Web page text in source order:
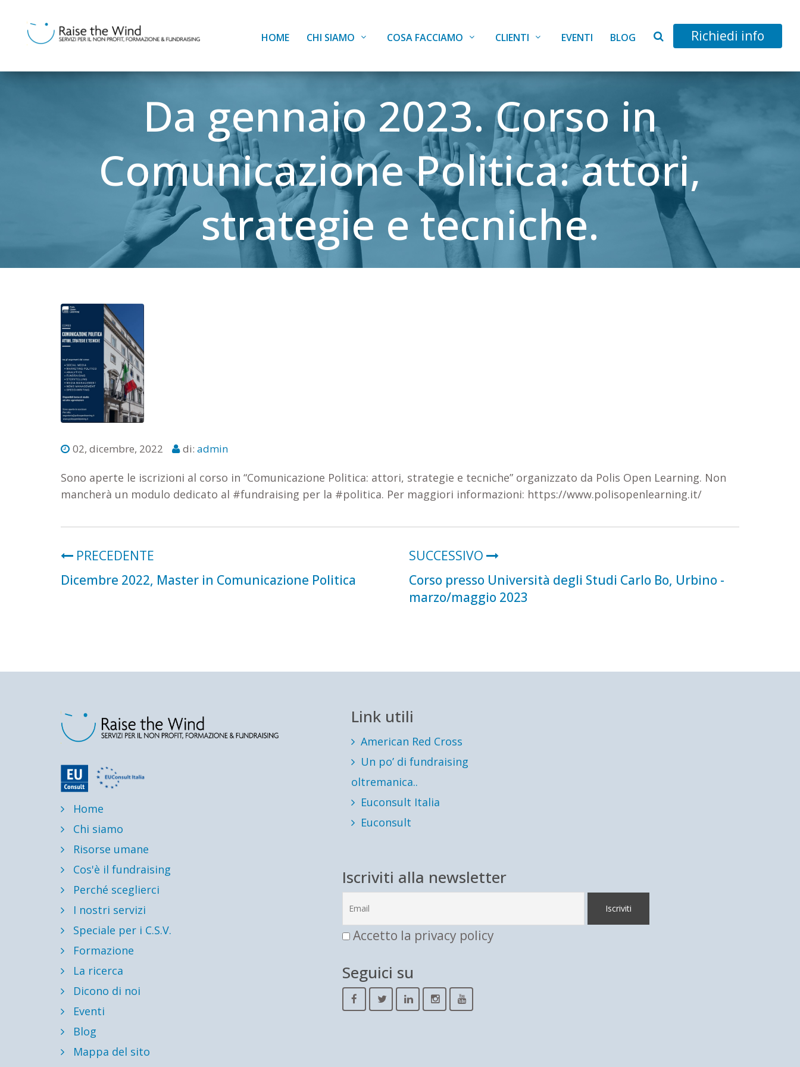
HOME CHI SIAMO COSA FACCIAMO CLIENTI EVENTI BLOG Richiedi info
Da gennaio 2023. Corso in
Comunicazione Politica: attori,
strategie e tecniche.
02, dicembre, 2022 di: admin
Sono aperte le iscrizioni al corso in “Comunicazione Politica: attori, strategie e tecniche” organizzato da Polis Open Learning. Non
mancherà un modulo dedicato al #fundraising per la #politica. Per maggiori informazioni: https://www.polisopenlearning.it/
PRECEDENTE
Dicembre 2022, Master in Comunicazione Politica
SUCCESSIVO
Corso presso Università degli Studi Carlo Bo, Urbino -
marzo/maggio 2023
Home
Chi siamo
Risorse umane
Cos'è il fundraising
Perché sceglierci
I nostri servizi
Speciale per i C.S.V.
Formazione
La ricerca
Dicono di noi
Eventi
Blog
Mappa del sito
Link utili
American Red Cross
Un po’ di fundraising
oltremanica..
Euconsult Italia
Euconsult
Iscriviti alla newsletter
Accetto la privacy policy
Seguici su